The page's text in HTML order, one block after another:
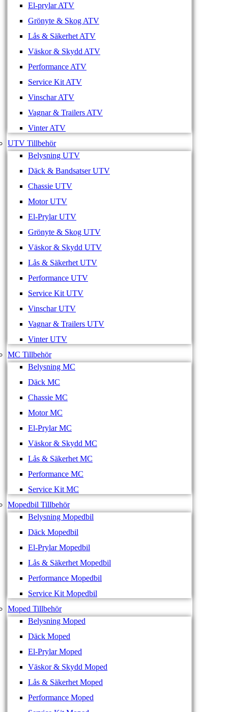
El-prylar ATV
Grönyte & Skog ATV
Lås & Säkerhet ATV
Väskor & Skydd ATV
Performance ATV
Service Kit ATV
Vinschar ATV
Vagnar & Trailers ATV
Vinter ATV
UTV Tillbehör
Belysning UTV
Däck & Bandsatser UTV
Chassie UTV
Motor UTV
El-Prylar UTV
Grönyte & Skog UTV
Väskor & Skydd UTV
Lås & Säkerhet UTV
Performance UTV
Service Kit UTV
Vinschar UTV
Vagnar & Trailers UTV
Vinter UTV
MC Tillbehör
Belysning MC
Däck MC
Chassie MC
Motor MC
El-Prylar MC
Väskor & Skydd MC
Lås & Säkerhet MC
Performance MC
Service Kit MC
Mopedbil Tillbehör
Belysning Mopedbil
Däck Mopedbil
El-Prylar Mopedbil
Lås & Säkerhet Mopedbil
Performance Mopedbil
Service Kit Mopedbil
Moped Tillbehör
Belysning Moped
Däck Moped
El-Prylar Moped
Väskor & Skydd Moped
Lås & Säkerhet Moped
Performance Moped